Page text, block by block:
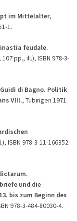
im Mittelalter,
1.
feudale.
pp., ill.), ISBN 978-3-
di Bagno. Politik
VIII., Tübingen 1971
ISBN 978-3-11-166352-
und die
bis zum Beginn des
978-3-484-80030-4.